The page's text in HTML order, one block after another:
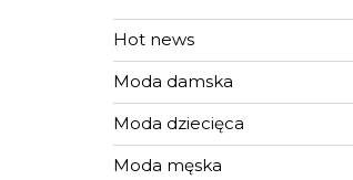
Hot news
Moda damska
Moda dziecięca
Moda męska